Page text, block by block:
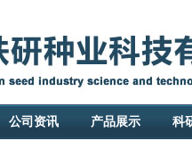
公司资讯 产品展示 科